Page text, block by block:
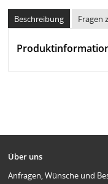
Beschreibung Fragen
Über uns
Anfragen, Wünsche und